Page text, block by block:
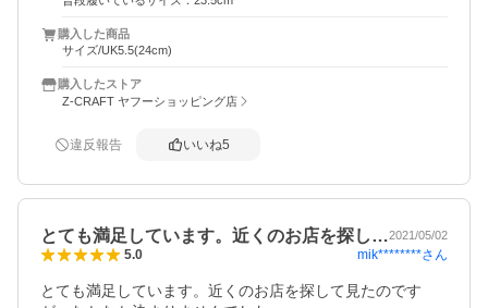
時はジャストサイズにしたいと思います。
購入した商品
サイズ/UK5.5(24cm)
購入したストア
Z-CRAFT ヤフーショッピング店
違反報告 いいね5
とても満足しています。近くのお店を探し…2021/05/02
5.0 mik********さん
とても満足しています。近くのお店を探して見たのです